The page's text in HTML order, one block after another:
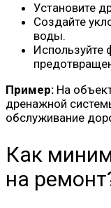
Установите
Создайте
воды.
Используйте
Пример: На
дренажной
обслуживание
Как
на